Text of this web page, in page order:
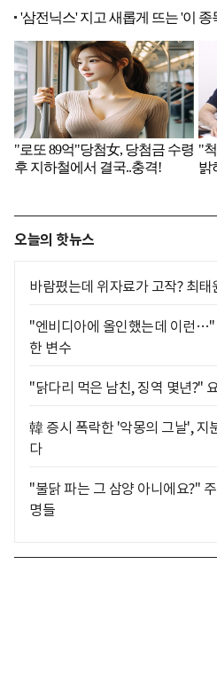
오늘의 핫뉴스
바람폈는데 위자료가 고작? 최
"엔비디아에 올인했는데 이런…"
한 변수
"닭다리 먹은 남친, 징역 몇년?"
韓 증시 폭락한 '악몽의 그날', 지
다
"불닭 파는 그 삼양 아니에요?"
명들